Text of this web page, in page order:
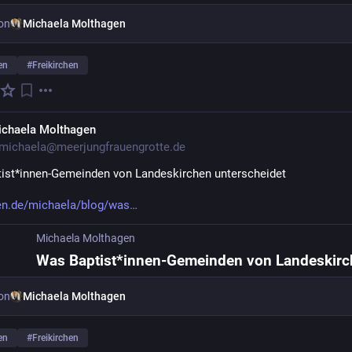
Michaela Molthagen
#Freikirchen
Molthagen
Gemeinden von Landeskirchen unterscheidet
michaela/blog/was
Michaela Molthagen
Michaela Molthagen
#Freikirchen